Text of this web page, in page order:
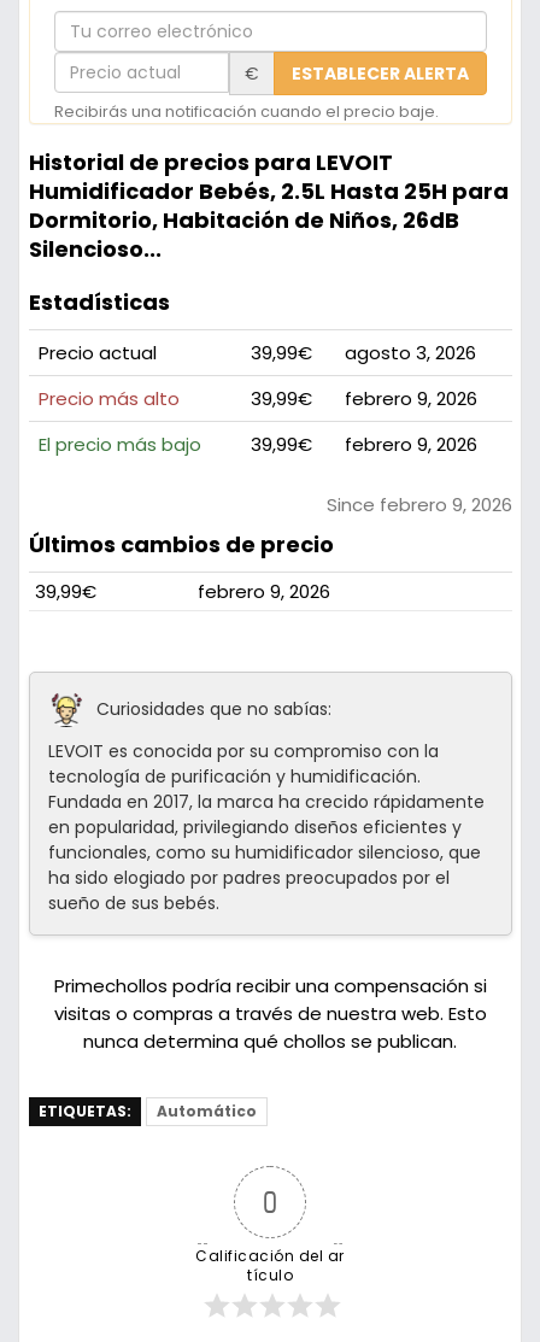
Tu
correo
electrónico
Precio
actual
€ ESTABLECER ALERTA
Recibirás una notificación cuando el precio baje.
Historial de precios para LEVOIT
Humidificador Bebés, 2.5L Hasta 25H para
Dormitorio, Habitación de Niños, 26dB
Silencioso...
Estadísticas
Precio actual 39,99€
agosto 3, 2026
Precio más alto
39,99€
febrero 9, 2026
El precio más bajo
39,99€ febrero 9, 2026
Since febrero 9, 2026
Últimos cambios de precio
39,99€ febrero 9, 2026
Curiosidades que no sabías:
LEVOIT es conocida por su compromiso con la
tecnología de purificación y humidificación.
Fundada en 2017, la marca ha crecido rápidamente
en popularidad, privilegiando diseños eficientes y
funcionales, como su humidificador silencioso, que
ha sido elogiado por padres preocupados por el
sueño de sus bebés.
Primechollos podría recibir una compensación si
visitas o compras a través de nuestra web. Esto
nunca determina qué chollos se publican.
ETIQUETAS: Automático
0
Calificación del ar
tículo